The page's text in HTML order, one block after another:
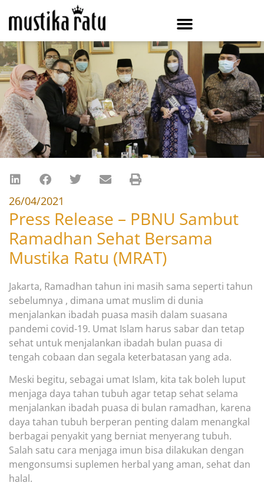
26/04/2021
Press Release – PBNU Sambut
Ramadhan Sehat Bersama
Mustika Ratu (MRAT)
Jakarta, Ramadhan tahun ini masih sama seperti tahun
sebelumnya , dimana umat muslim di dunia
menjalankan ibadah puasa masih dalam suasana
pandemi covid-19. Umat Islam harus sabar dan tetap
sehat untuk menjalankan ibadah bulan puasa di
tengah cobaan dan segala keterbatasan yang ada.
Meski begitu, sebagai umat Islam, kita tak boleh luput
menjaga daya tahan tubuh agar tetap sehat selama
menjalankan ibadah puasa di bulan ramadhan, karena
daya tahan tubuh berperan penting dalam menangkal
berbagai penyakityang berniat menyerang tubuh.
Salah satu cara menjaga imun bisa dilakukan dengan
mengonsumsi suplemen herbal yangaman, sehat dan
halal.